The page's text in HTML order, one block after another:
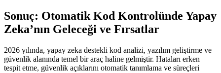
Sonuç: Otomatik Kod Kontrolünde Yapay
Zeka’nın Geleceği ve Fırsatlar
2026 yılında, yapay zeka destekli kod analizi, yazılım geliştirme ve
güvenlik alanında temel bir araç haline gelmiştir. Hataları erken
tespit etme, güvenlik açıklarını otomatik tanımlama ve süreçleri